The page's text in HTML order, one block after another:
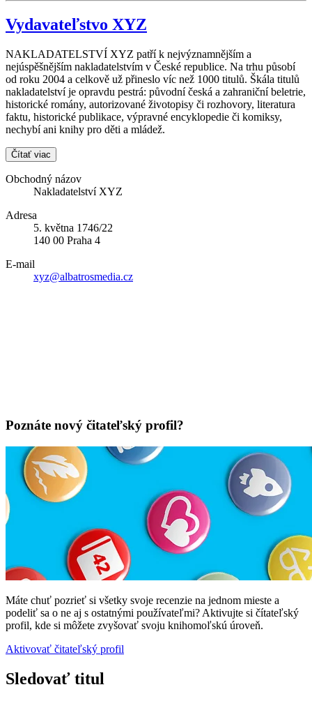
Vydavateľstvo XYZ
NAKLADATELSTVÍ XYZ patří k nejvýznamnějším a
nejúspěšnějším nakladatelstvím v České republice. Na trhu působí
od roku 2004 a celkově už přineslo víc než 1000 titulů. Škála titulů
nakladatelství je opravdu pestrá: původní česká a zahraniční beletrie,
historické romány, autorizované životopisy či rozhovory, literatura
faktu, historické publikace, výpravné encyklopedie či komiksy,
nechybí ani knihy pro děti a mládež.
Čítať viac
Obchodný názov
Nakladatelství XYZ
Adresa
5. května 1746/22
140 00 Praha 4
E-mail
xyz@albatrosmedia.cz
Poznáte nový čitateľský profil?
Máte chuť pozrieť si všetky svoje recenzie na jednom mieste a
podeliť sa o ne aj s ostatnými používateľmi? Aktivujte si čítateľský
profil, kde si môžete zvyšovať svoju knihomoľskú úroveň.
Aktivovať čitateľský profil
Sledovať titul